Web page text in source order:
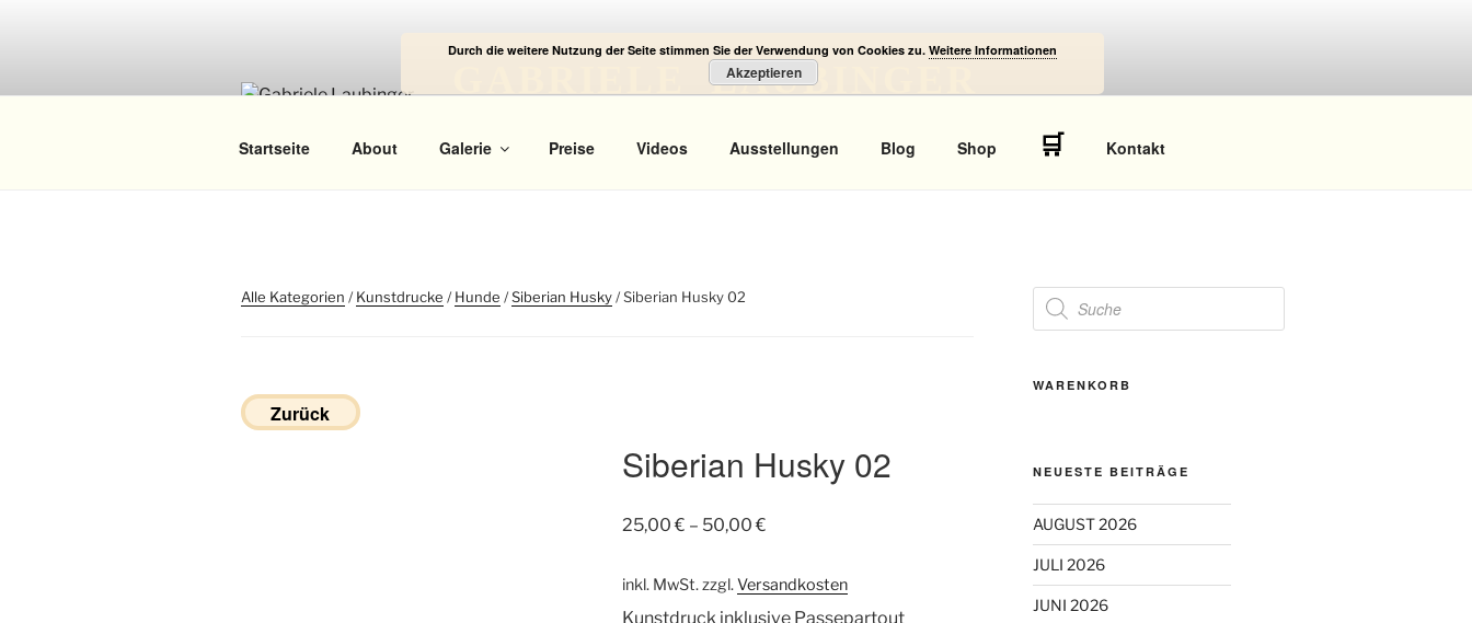
GABRIELE LAUBINGER
Startseite About Galerie Preise Videos Ausstellungen Blog Shop 🛒 Kontakt
Alle Kategorien /Kunstdrucke /Hunde /Siberian Husky/ Siberian Husky 02
Zurück
Siberian Husky 02
25,00€ – 50,00€
inkl. MwSt.zzgl.Versandkosten
Kunstdruck inklusive Passepartout
Products
search
WARENKORB
NEUESTE BEITRÄGE
AUGUST 2026
JULI 2026
JUNI 2026
Durch die weitere Nutzung der Seite stimmen Sie der Verwendung von Cookies zu. Weitere Informationen
Akzeptieren